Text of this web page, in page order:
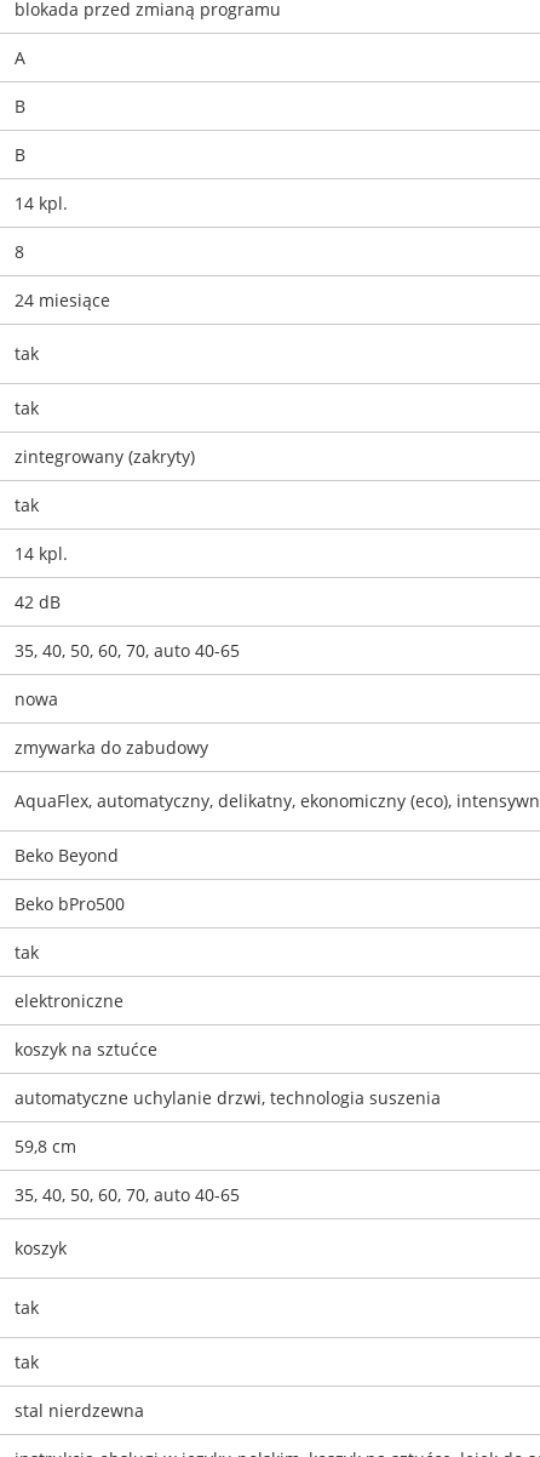
blokada przed zmianą programu
A
B
B
14 kpl.
8
24 miesiące
tak
tak
zintegrowany (zakryty)
tak
14 kpl.
42 dB
35, 40, 50, 60, 70, auto 40-65
nowa
zmywarka do zabudowy
AquaFlex, automatyczny, delikatny, ekonomiczny (eco),
Beko Beyond
Beko bPro500
tak
elektroniczne
koszyk na sztućce
automatyczne uchylanie drzwi, technologia suszenia
59,8 cm
35, 40, 50, 60, 70, auto 40-65
koszyk
tak
tak
stal nierdzewna